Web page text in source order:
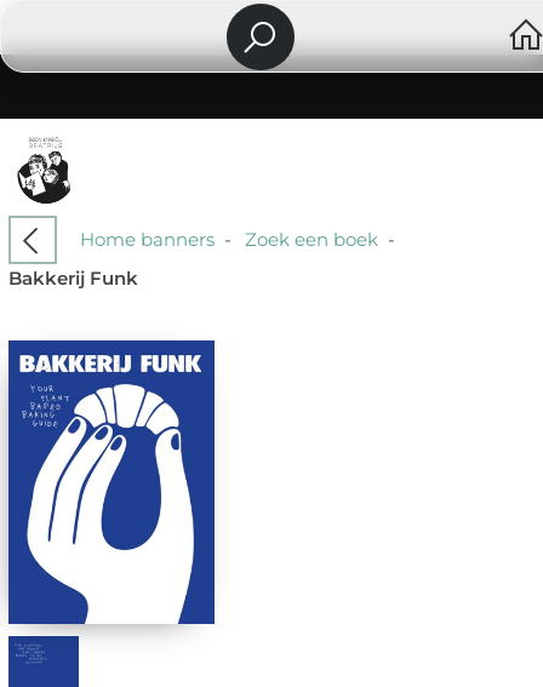
Home banners- Zoek een boek-
Bakkerij Funk